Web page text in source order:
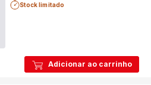
Adicionar ao carrinho
Stock limitado